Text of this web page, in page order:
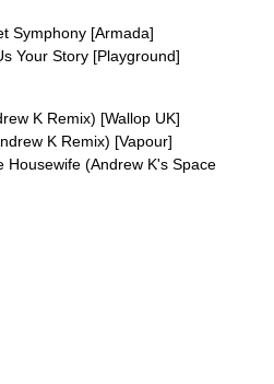
Symphony [Armada]
Your Story [Playground]
K Remix) [Wallop UK]
K Remix) [Vapour]
Housewife (Andrew K's Space